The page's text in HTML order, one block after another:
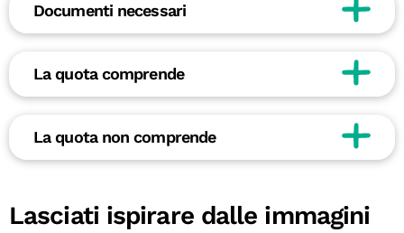
Documenti necessari
La quota comprende
La quota non comprende
Lasciati ispirare dalle immagini